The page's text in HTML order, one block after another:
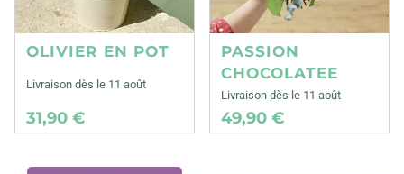
OLIVIER EN POT
Livraison dès le 11 août
31,90 €
PASSION
CHOCOLATEE
Livraison dès le 11 août
49,90 €